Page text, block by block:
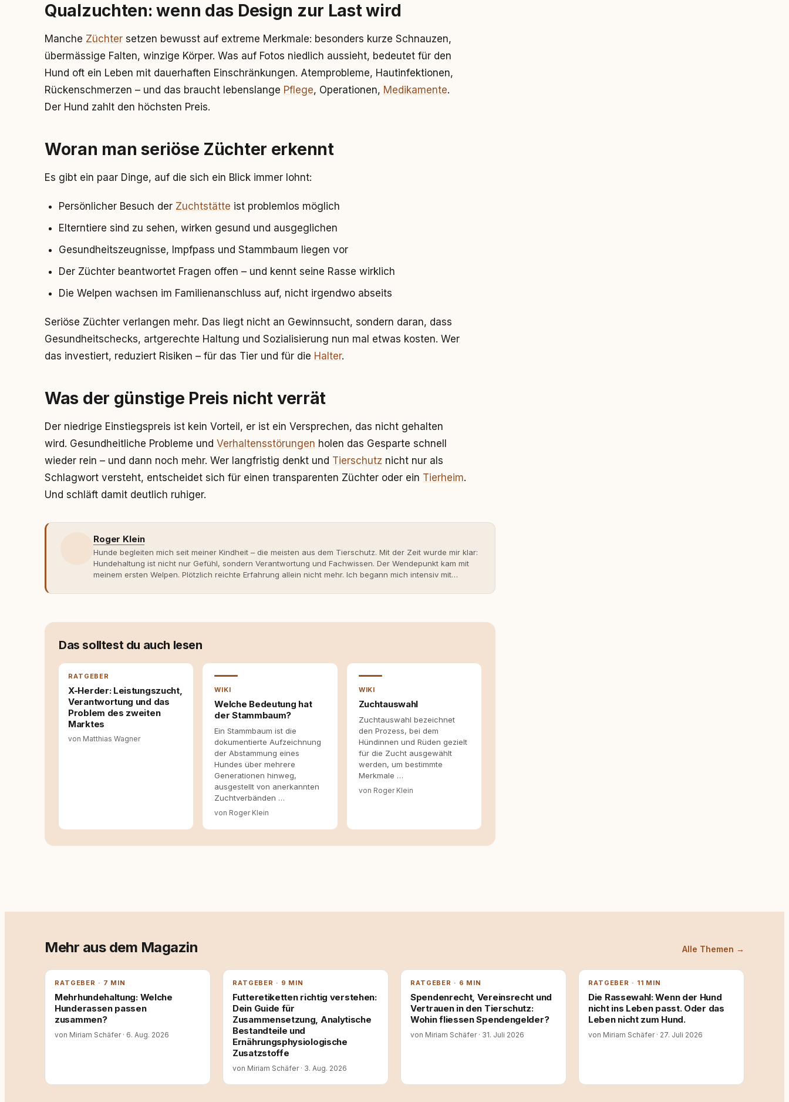
Qualzuchten: wenn das Design zur Last wird
Manche Züchter setzen bewusst auf extreme Merkmale: besonders kurze Schnauzen,
übermässige Falten, winzige Körper. Was auf Fotos niedlich aussieht, bedeutet für den
Hund oft ein Leben mit dauerhaften Einschränkungen. Atemprobleme, Hautinfektionen,
Rückenschmerzen – und das braucht lebenslange Pflege, Operationen, Medikamente.
Der Hund zahlt den höchsten Preis.
Woran man seriöse Züchter erkennt
Es gibt ein paar Dinge, auf die sich ein Blick immer lohnt:
Persönlicher Besuch der Zuchtstätte ist problemlos möglich
Elterntiere sind zu sehen, wirken gesund und ausgeglichen
Gesundheitszeugnisse, Impfpass und Stammbaum liegen vor
Der Züchter beantwortet Fragen offen – und kennt seine Rasse wirklich
Die Welpen wachsen im Familienanschluss auf, nicht irgendwo abseits
Seriöse Züchter verlangen mehr. Das liegt nicht an Gewinnsucht, sondern daran, dass
Gesundheitschecks, artgerechte Haltung und Sozialisierung nun mal etwas kosten. Wer
das investiert, reduziert Risiken – für das Tier und für die Halter.
Was der günstige Preis nicht verrät
Der niedrige Einstiegspreis ist kein Vorteil, er ist ein Versprechen, das nicht gehalten
wird. Gesundheitliche Probleme und Verhaltensstörungen holen das Gesparte schnell
wieder rein – und dann noch mehr. Wer langfristig denkt und Tierschutz nicht nur als
Schlagwort versteht, entscheidet sich für einen transparenten Züchter oder ein Tierheim.
Und schläft damit deutlich ruhiger.
Roger Klein
Hunde begleiten mich seit meiner Kindheit – die meisten aus dem Tierschutz. Mit der Zeit wurde mir klar:
Hundehaltung ist nicht nur Gefühl, sondern Verantwortung und Fachwissen. Der Wendepunkt kam mit
meinem ersten Welpen. Plötzlich reichte Erfahrung allein nicht mehr. Ich begann mich intensiv mit
Erfahrung entsteht echte Bindung dort, wo Verständnis Wissen ersetzt – nicht umgekehrt. Aus dieser
Das solltest du auch lesen
RATGEBER
X-Herder: Leistungszucht,
Verantwortung und das
Problem des zweiten
Marktes
von Matthias Wagner
WIKI
Welche Bedeutung hat
der Stammbaum?
Ein Stammbaum ist die
dokumentierte Aufzeichnung
der Abstammung eines
Hundes über mehrere
Generationen hinweg,
ausgestellt von anerkannten
Zuchtverbänden …
von Roger Klein
WIKI
Zuchtauswahl
Zuchtauswahl bezeichnet
den Prozess, bei dem
Hündinnen und Rüden gezielt
für die Zucht ausgewählt
werden, um bestimmte
Merkmale …
von Roger Klein
Mehr aus dem Magazin Alle Themen →
RATGEBER · 7 MIN
Mehrhundehaltung: Welche
Hunderassen passen
zusammen?
von Miriam Schäfer · 6. Aug. 2026
RATGEBER · 9 MIN
Futteretiketten richtig verstehen:
Dein Guide für
Zusammensetzung, Analytische
Bestandteile und
Ernährungsphysiologische
Zusatzstoffe
von Miriam Schäfer · 3. Aug. 2026
RATGEBER · 6 MIN
Spendenrecht, Vereinsrecht und
Vertrauen in den Tierschutz:
Wohin fliessen Spendengelder?
von Miriam Schäfer · 31. Juli 2026
RATGEBER · 11 MIN
Die Rassewahl: Wenn der Hund
nicht ins Leben passt. Oder das
Leben nicht zum Hund.
von Miriam Schäfer · 27. Juli 2026